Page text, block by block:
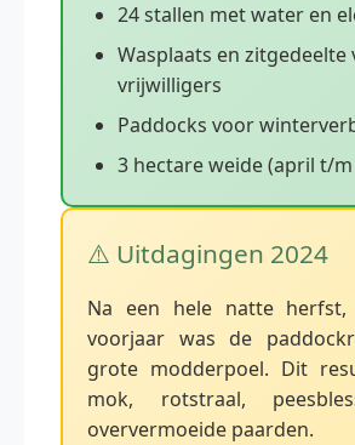
24 stallen met water en
Wasplaats en zitgedeelte
vrijwilligers
Paddocks voor
3 hectare weide (april t/
⚠️ Uitdagingen 2024
Na een hele natte
voorjaar was de
grote modderpoel. Dit
mok, rotstraal,
oververmoeide paarden.